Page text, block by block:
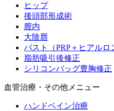
ヒップ
後頭部形成術
膣内
大陰唇
バスト（PRP＋ヒアルロ
脂肪吸引後修正
シリコンバッグ豊胸修正
血管治療・その他メニュー
ハンドベイン治療